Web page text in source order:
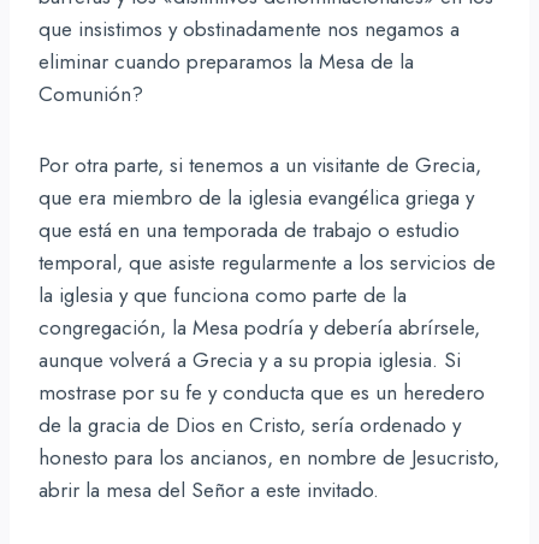
que insistimos y obstinadamente nos negamos a
eliminar cuando preparamos la Mesa de la
Comunión?
Por otra parte, si tenemos a un visitante de Grecia,
que era miembro de la iglesia evangélica griega y
que está en una temporada de trabajo o estudio
temporal, que asiste regularmente a los servicios de
la iglesia y que funciona como parte de la
congregación, la Mesa podría y debería abrírsele,
aunque volverá a Grecia y a su propia iglesia. Si
mostrase por su fe y conducta que es un heredero
de la gracia de Dios en Cristo, sería ordenado y
honesto para los ancianos, en nombre de Jesucristo,
abrir la mesa del Señor a este invitado.